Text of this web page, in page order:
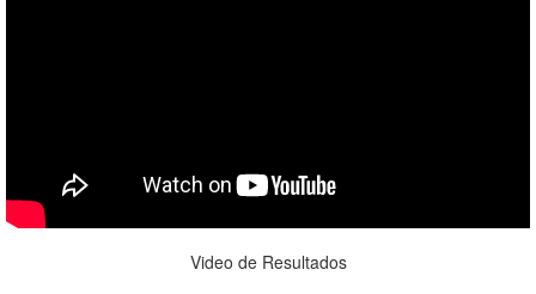
Video de Resultados